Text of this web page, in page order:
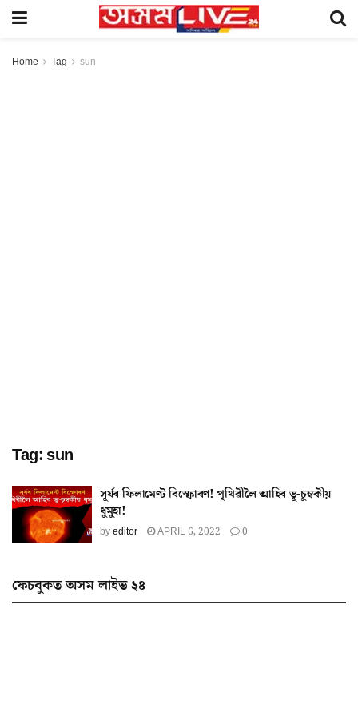
Home Tag sun
Tag: sun
সূৰ্যৰ ফিলামেণ্ট বিস্ফোৰণ! পৃথিৱীলৈ আহিব ভূ-চুম্বকীয়
ধুমুহা!
byeditor APRIL 6, 2022 0
ফেচবুকত অসম লাইভ ২৪